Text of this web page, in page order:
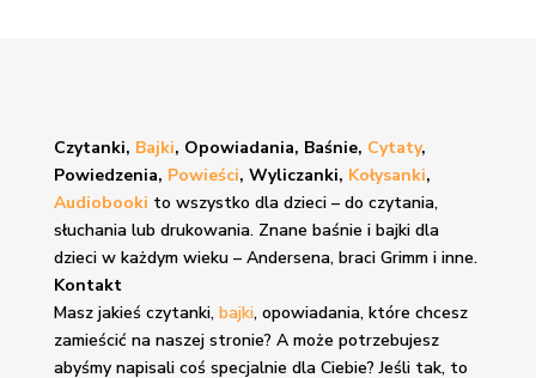
Czytanki, Bajki, Opowiadania, Baśnie, Cytaty,
Powiedzenia, Powieści, Wyliczanki, Kołysanki,
Audiobooki to wszystko dla dzieci – do czytania,
słuchania lub drukowania. Znane baśnie i bajkidla
dzieci w każdym wieku – Andersena, braci Grimm i inne.
Kontakt
Masz jakieś czytanki, bajki, opowiadania, które chcesz
zamieścić na naszej stronie? A może potrzebujesz
abyśmy napisali coś specjalnie dla Ciebie? Jeśli tak, to